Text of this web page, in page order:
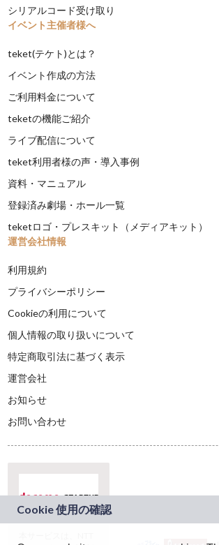
シリアルコード受け取り
イベント主催者様へ
teket(テケト)とは？
イベント作成の方法
ご利用料金について
teketの機能ご紹介
ライブ配信について
teket利用者様の声・導入事例
資料・マニュアル
登録済み劇場・ホール一覧
teketロゴ・プレスキット（メディアキット）
運営会社情報
利用規約
プライバシーポリシー
Cookieの利用について
個人情報の取り扱いについて
特定商取引法に基づく表示
運営会社
お知らせ
お問い合わせ